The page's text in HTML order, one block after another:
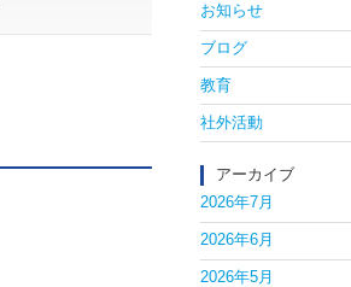
お知らせ
ブログ
教育
社外活動
アーカイブ
2026年7月
2026年6月
2026年5月